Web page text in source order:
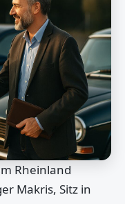
Rheinland
Makris, Sitz in